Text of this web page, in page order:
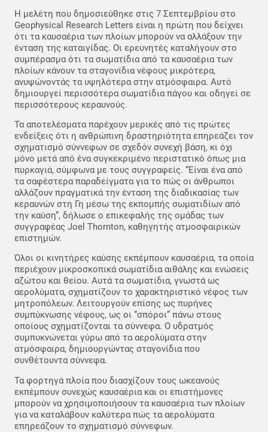
Η μελέτη που δημοσιεύθηκε στις 7 Σεπτεμβρίου στο
Geophysical Research Letters είναι η πρώτη που δείχνει
ότι τα καυσαέρια των πλοίων μπορούν να αλλάξουν την
ένταση της καταιγίδας. Οι ερευνητές καταλήγουν στο
συμπέρασμα ότι τα σωματίδια από τα καυσαέρια των
πλοίων κάνουν τα σταγονίδια νέφους μικρότερα,
ανυψώνοντάς τα υψηλότερα στην ατμόσφαιρα. Αυτό
δημιουργεί περισσότερα σωματίδια πάγου και οδηγεί σε
περισσότερους κεραυνούς.
Τα αποτελέσματα παρέχουν μερικές από τις πρώτες
ενδείξεις ότι η ανθρώπινη δραστηριότητα επηρεάζει τον
σχηματισμό σύννεφων σε σχεδόν συνεχή βάση, κι όχι
μόνο μετά από ένα συγκεκριμένο περιστατικό όπως μια
πυρκαγιά, σύμφωνα με τους συγγραφείς. “Είναι ένα από
τα σαφέστερα παραδείγματα για το πώς οι άνθρωποι
αλλάζουν πραγματικά την ένταση της διαδικασίας των
κεραυνών στη Γη μέσω της εκπομπής σωματιδίων από
την καύση”, δήλωσε ο επικεφαλής της ομάδας των
συγγραφέας Joel Thornton, καθηγητής ατμοσφαιρικών
επιστημών.
Όλοι οι κινητήρες καύσης εκπέμπουν καυσαέρια, τα οποία
περιέχουν μικροσκοπικά σωματίδια αιθάλης και ενώσεις
αζώτου και θείου. Αυτά τα σωματίδια, γνωστά ως
αερολύματα, σχηματίζουν το χαρακτηριστικό νέφος των
μητροπόλεων. Λειτουργούν επίσης ως πυρήνες
συμπύκνωσης νέφους, ως οι “σπόροι” πάνω στους
οποίους σχηματίζονται τα σύννεφα. Ο υδρατμός
συμπυκνώνεται γύρω από τα αερολύματα στην
ατμόσφαιρα, δημιουργώντας σταγονίδια που
συνθέτουντα σύννεφα.
Τα φορτηγά πλοία που διασχίζουν τους ωκεανούς
εκπέμπουν συνεχώς καυσαέρια και οι επιστήμονες
μπορούν να χρησιμοποιήσουν τα καυσαέρια των πλοίων
για να καταλάβουν καλύτερα πώς τα αερολύματα
επηρεάζουν το σχηματισμό σύννεφων.